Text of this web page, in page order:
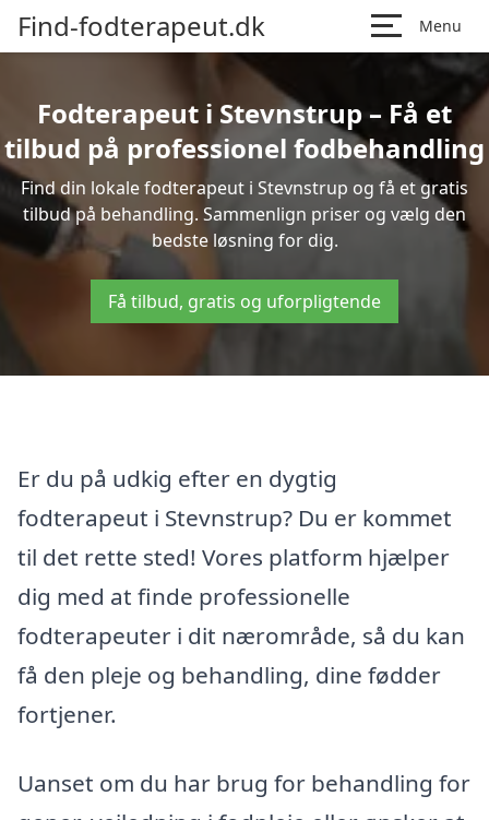
Find-fodterapeut.dk Menu
Fodterapeut i Stevnstrup – Få et
tilbud på professionel fodbehandling
Find din lokale fodterapeut i Stevnstrup og få et gratis
tilbud på behandling. Sammenlign priser og vælg den
bedste løsning for dig.
Få tilbud, gratis og uforpligtende
Er du på udkig efter en dygtig
fodterapeut i Stevnstrup? Du er kommet
til det rette sted! Vores platform hjælper
dig med at finde professionelle
fodterapeuter i dit nærområde, så du kan
få den pleje og behandling, dine fødder
fortjener.
Uanset om du har brug for behandling for